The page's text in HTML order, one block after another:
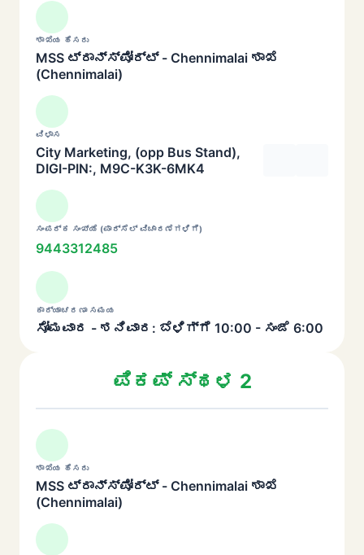
ಶಾಖೆಯ ಹೆಸರು
MSS ಟ್ರಾನ್ಸ್‌ಪೋರ್ಟ್ - Chennimalai ಶಾಖೆ
(Chennimalai)
ವಿಳಾಸ
City Marketing, (opp Bus Stand),
DIGI-PIN:, M9C-K3K-6MK4
ಸಂಪರ್ಕ ಸಂಖ್ಯೆ (ಪಾರ್ಸೆಲ್ ವಿಚಾರಣೆಗಳಿಗೆ)
9443312485
ಕಾರ್ಯಾಚರಣಾ ಸಮಯ
ಸೋಮವಾರ - ಶನಿವಾರ: ಬೆಳಿಗ್ಗೆ 10:00 - ಸಂಜೆ 6:00
ಪಿಕಪ್ ಸ್ಥಳ 2
ಶಾಖೆಯ ಹೆಸರು
MSS ಟ್ರಾನ್ಸ್‌ಪೋರ್ಟ್ - Chennimalai ಶಾಖೆ
(Chennimalai)